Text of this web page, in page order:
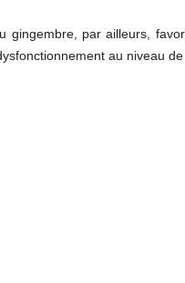
gingembre, par ailleurs,
au niveau